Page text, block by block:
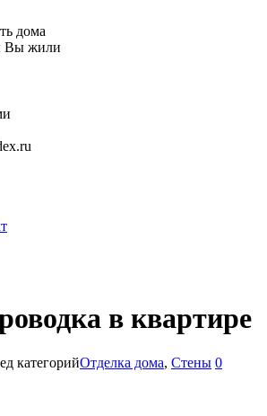
дома
Вы жили
в квартире
категорийОтделка дома, Стены 0